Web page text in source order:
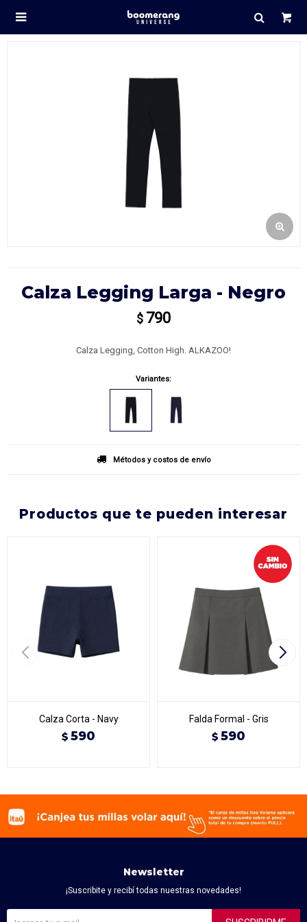

Calza Legging Larga - Negro
$ 790
Calza Legging, Cotton High. ALKAZOO!
Variantes:
Métodos y costos de envío
productos que te pueden interesar
Calza Corta - Navy
$ 590
Falda Formal - Gris
$ 590
Newsletter
¡Suscribite y recibí todas nuestras novedades!